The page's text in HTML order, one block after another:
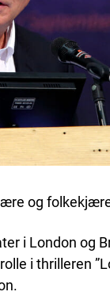
og
i London og
i thrilleren